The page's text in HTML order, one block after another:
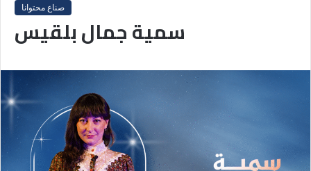
صناع محتوانا
سمية جمال بلقيس